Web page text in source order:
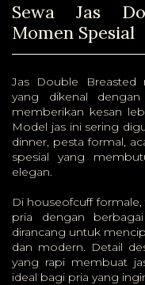
Sewa Jas
Momen Spesial
Jas Double Breasted
yang dikenal
memberikan kesan
Model jas ini sering
dinner, pesta formal,
spesial yang
elegan.
Di houseofcuff
pria dengan
dirancang untuk
dan modern. Detail
yang rapi membuat
ideal bagi pria yang